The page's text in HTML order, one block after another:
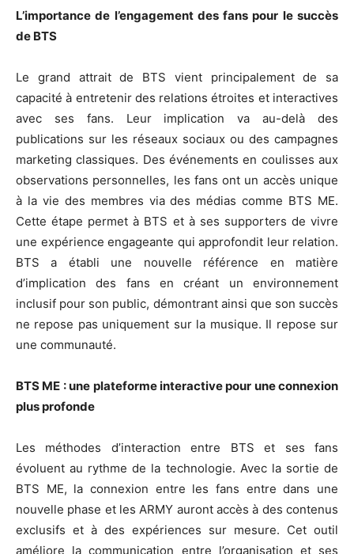
L’importance de l’engagement des fans pour le succès
de BTS
Le grand attrait de BTS vient principalement de sa
capacité à entretenir des relations étroites et interactives
avec ses fans. Leur implication va au-delà des
publications sur les réseaux sociaux ou des campagnes
marketing classiques. Des événements en coulisses aux
observations personnelles, les fans ont un accès unique
à la vie des membres via des médias comme BTS ME.
Cette étape permet à BTS et à ses supporters de vivre
une expérience engageante qui approfondit leur relation.
BTS a établi une nouvelle référence en matière
d’implication des fans en créant un environnement
inclusif pour son public, démontrant ainsi que son succès
ne repose pas uniquement sur la musique. Il repose sur
une communauté.
BTS ME : une plateforme interactive pour une connexion
plus profonde
Les méthodes d’interaction entre BTS et ses fans
évoluent au rythme de la technologie. Avec la sortie de
BTS ME, la connexion entre les fans entre dans une
nouvelle phase et les ARMY auront accès à des contenus
exclusifs et à des expériences sur mesure. Cet outil
améliore la communication entre l’organisation et ses